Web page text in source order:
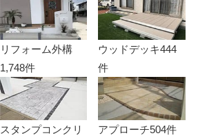
リフォーム外構
1,748件
ウッドデッキ444
件
スタンプコンクリ
アプローチ504件